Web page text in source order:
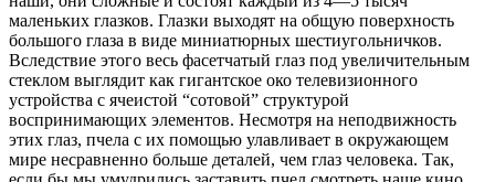
маленьких глазков. Глазки выходят на общую поверхность
большого глаза в виде миниатюрных шестиугольничков.
Вследствие этого весь фасетчатый глаз под увеличительным
стеклом выглядит как гигантское око телевизионного
устройства с ячеистой “сотовой” структурой
воспринимающих элементов. Несмотря на неподвижность
этих глаз, пчела с их помощью улавливает в окружающем
мире несравненно больше деталей, чем глаз человека. Так,